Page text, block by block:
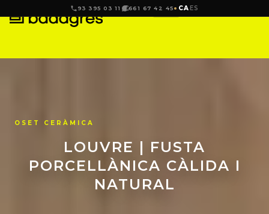
93 395 03 11 661 67 42 45 CA ES
LOUVRE | FUSTA
PORCELLÀNICA CÀLIDA I
NATURAL
OSET CERÀMICA